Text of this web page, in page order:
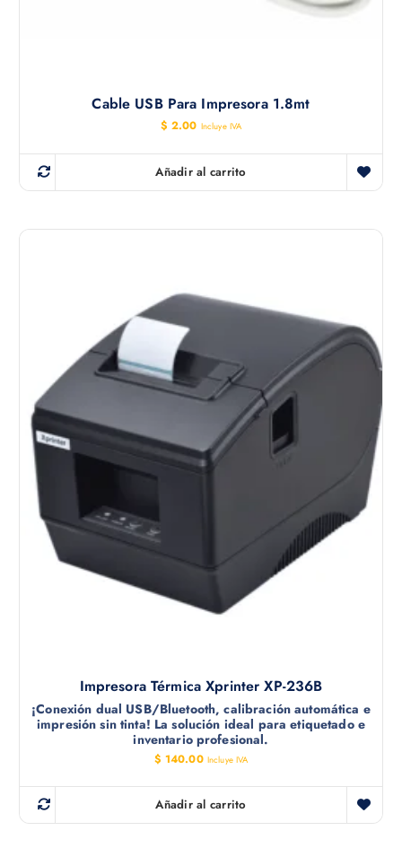
Cable USB Para Impresora 1.8mt
$ 2.00 Incluye IVA
Añadir al carrito
Impresora Térmica Xprinter XP-236B
¡Conexión dual USB/Bluetooth, calibración automática e
impresión sin tinta! La solución ideal para etiquetado e
inventario profesional.
$ 140.00 Incluye IVA
Añadir al carrito